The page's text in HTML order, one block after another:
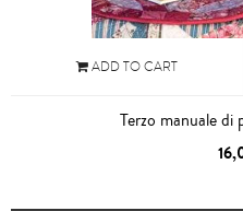
ADD TO CART
Terzo manuale